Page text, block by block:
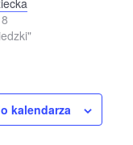
kalendarza